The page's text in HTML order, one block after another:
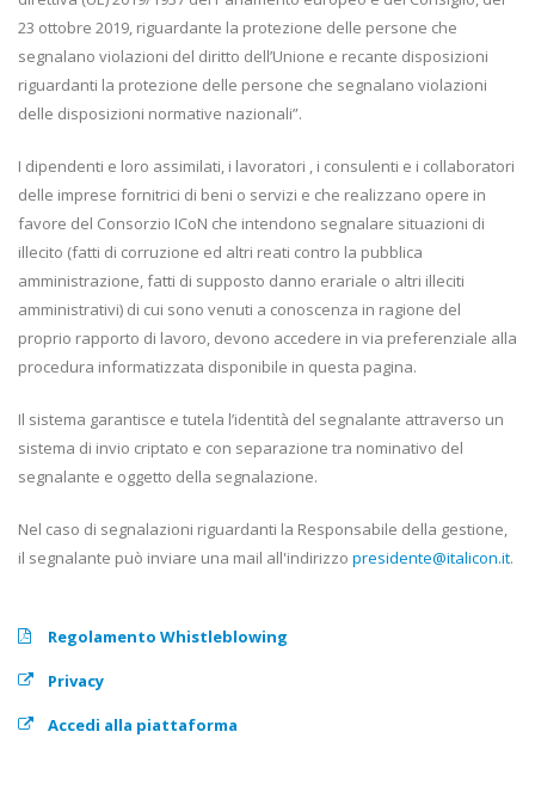
23 ottobre 2019, riguardante la protezione delle persone che
segnalano violazioni del diritto dell’Unione e recante disposizioni
riguardanti la protezione delle persone che segnalano violazioni
delle disposizioni normative nazionali”.
I dipendenti e loro assimilati, i lavoratori , i consulenti e i collaboratori
delle imprese fornitrici di beni o servizi e che realizzano opere in
favore del Consorzio ICoN che intendono segnalare situazioni di
illecito (fatti di corruzione ed altri reati contro la pubblica
amministrazione, fatti di supposto danno erariale o altri illeciti
amministrativi) di cui sono venuti a conoscenza in ragione del
proprio rapporto di lavoro, devono accedere in via preferenziale alla
procedura informatizzata disponibile in questa pagina.
Il sistema garantisce e tutela l’identità del segnalante attraverso un
sistema di invio criptato e con separazione tra nominativo del
segnalante e oggetto della segnalazione.
Nel caso di segnalazioni riguardanti la Responsabile della gestione,
il segnalante può inviare una mail all'indirizzo presidente@italicon.it.
Regolamento Whistleblowing
Privacy
Accedi alla piattaforma